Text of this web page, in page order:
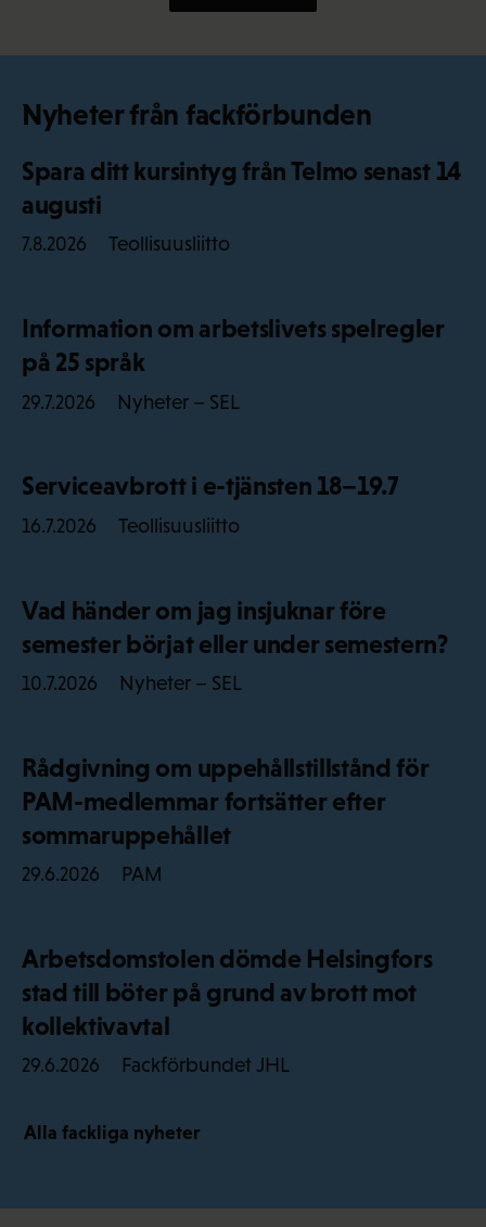
Nyheter från fackförbunden
Spara ditt kursintyg från Telmo senast 14
augusti
7.8.2026 Teollisuusliitto
Information om arbetslivets spelregler
på 25 språk
29.7.2026 Nyheter – SEL
Serviceavbrott i e-tjänsten 18–19.7
16.7.2026 Teollisuusliitto
Vad händer om jag insjuknar före
semester börjat eller under semestern?
10.7.2026 Nyheter – SEL
Rådgivning om uppehållstillstånd för
PAM-medlemmar fortsätter efter
sommaruppehållet
29.6.2026 PAM
Arbetsdomstolen dömde Helsingfors
stad till böter på grund av brott mot
kollektivavtal
29.6.2026 Fackförbundet JHL
Alla fackliga nyheter